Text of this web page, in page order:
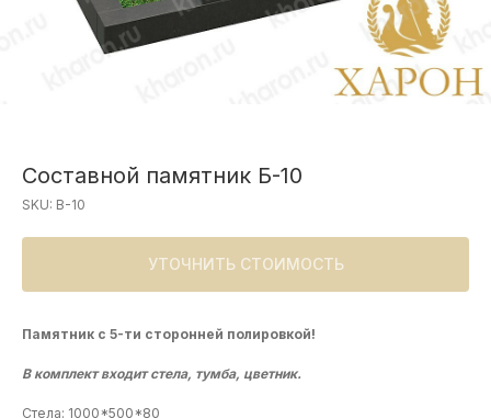
Составной памятник Б-10
SKU: B-10
УТОЧНИТЬ СТОИМОСТЬ
Памятник с 5-ти сторонней полировкой!
В комплект входит стела, тумба, цветник.
Стела: 1000*500*80